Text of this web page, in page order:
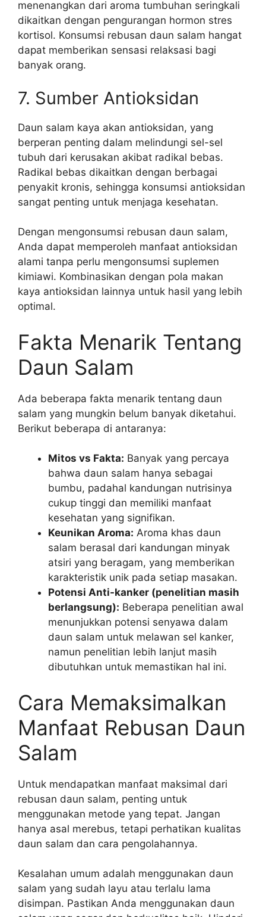
menenangkan dari aroma tumbuhan seringkali
dikaitkan dengan pengurangan hormon stres
kortisol. Konsumsi rebusan daun salam hangat
dapat memberikan sensasi relaksasi bagi
banyak orang.
7. Sumber Antioksidan
Daun salam kaya akan antioksidan, yang
berperan penting dalam melindungi sel-sel
tubuh dari kerusakan akibat radikal bebas.
Radikal bebas dikaitkan dengan berbagai
penyakit kronis, sehingga konsumsi antioksidan
sangat penting untuk menjaga kesehatan.
Dengan mengonsumsi rebusan daun salam,
Anda dapat memperoleh manfaat antioksidan
alami tanpa perlu mengonsumsi suplemen
kimiawi. Kombinasikan dengan pola makan
kaya antioksidan lainnya untuk hasil yang lebih
optimal.
Fakta Menarik Tentang
Daun Salam
Ada beberapa fakta menarik tentang daun
salam yang mungkin belum banyak diketahui.
Berikut beberapa di antaranya:
Mitos vs Fakta: Banyak yang percaya
bahwa daun salam hanya sebagai
bumbu, padahal kandungan nutrisinya
cukup tinggi dan memiliki manfaat
kesehatan yang signifikan.
Keunikan Aroma: Aroma khas daun
salam berasal dari kandungan minyak
atsiri yang beragam, yang memberikan
karakteristik unik pada setiap masakan.
Potensi Anti-kanker (penelitian masih
berlangsung): Beberapa penelitian awal
menunjukkan potensi senyawa dalam
daun salam untuk melawan sel kanker,
namun penelitian lebih lanjut masih
dibutuhkan untuk memastikan hal ini.
Cara Memaksimalkan
Manfaat Rebusan Daun
Salam
Untuk mendapatkan manfaat maksimal dari
rebusan daun salam, penting untuk
menggunakan metode yang tepat. Jangan
hanya asal merebus, tetapi perhatikan kualitas
daun salam dan cara pengolahannya.
Kesalahan umum adalah menggunakan daun
salam yang sudah layu atau terlalu lama
disimpan. Pastikan Anda menggunakan daun